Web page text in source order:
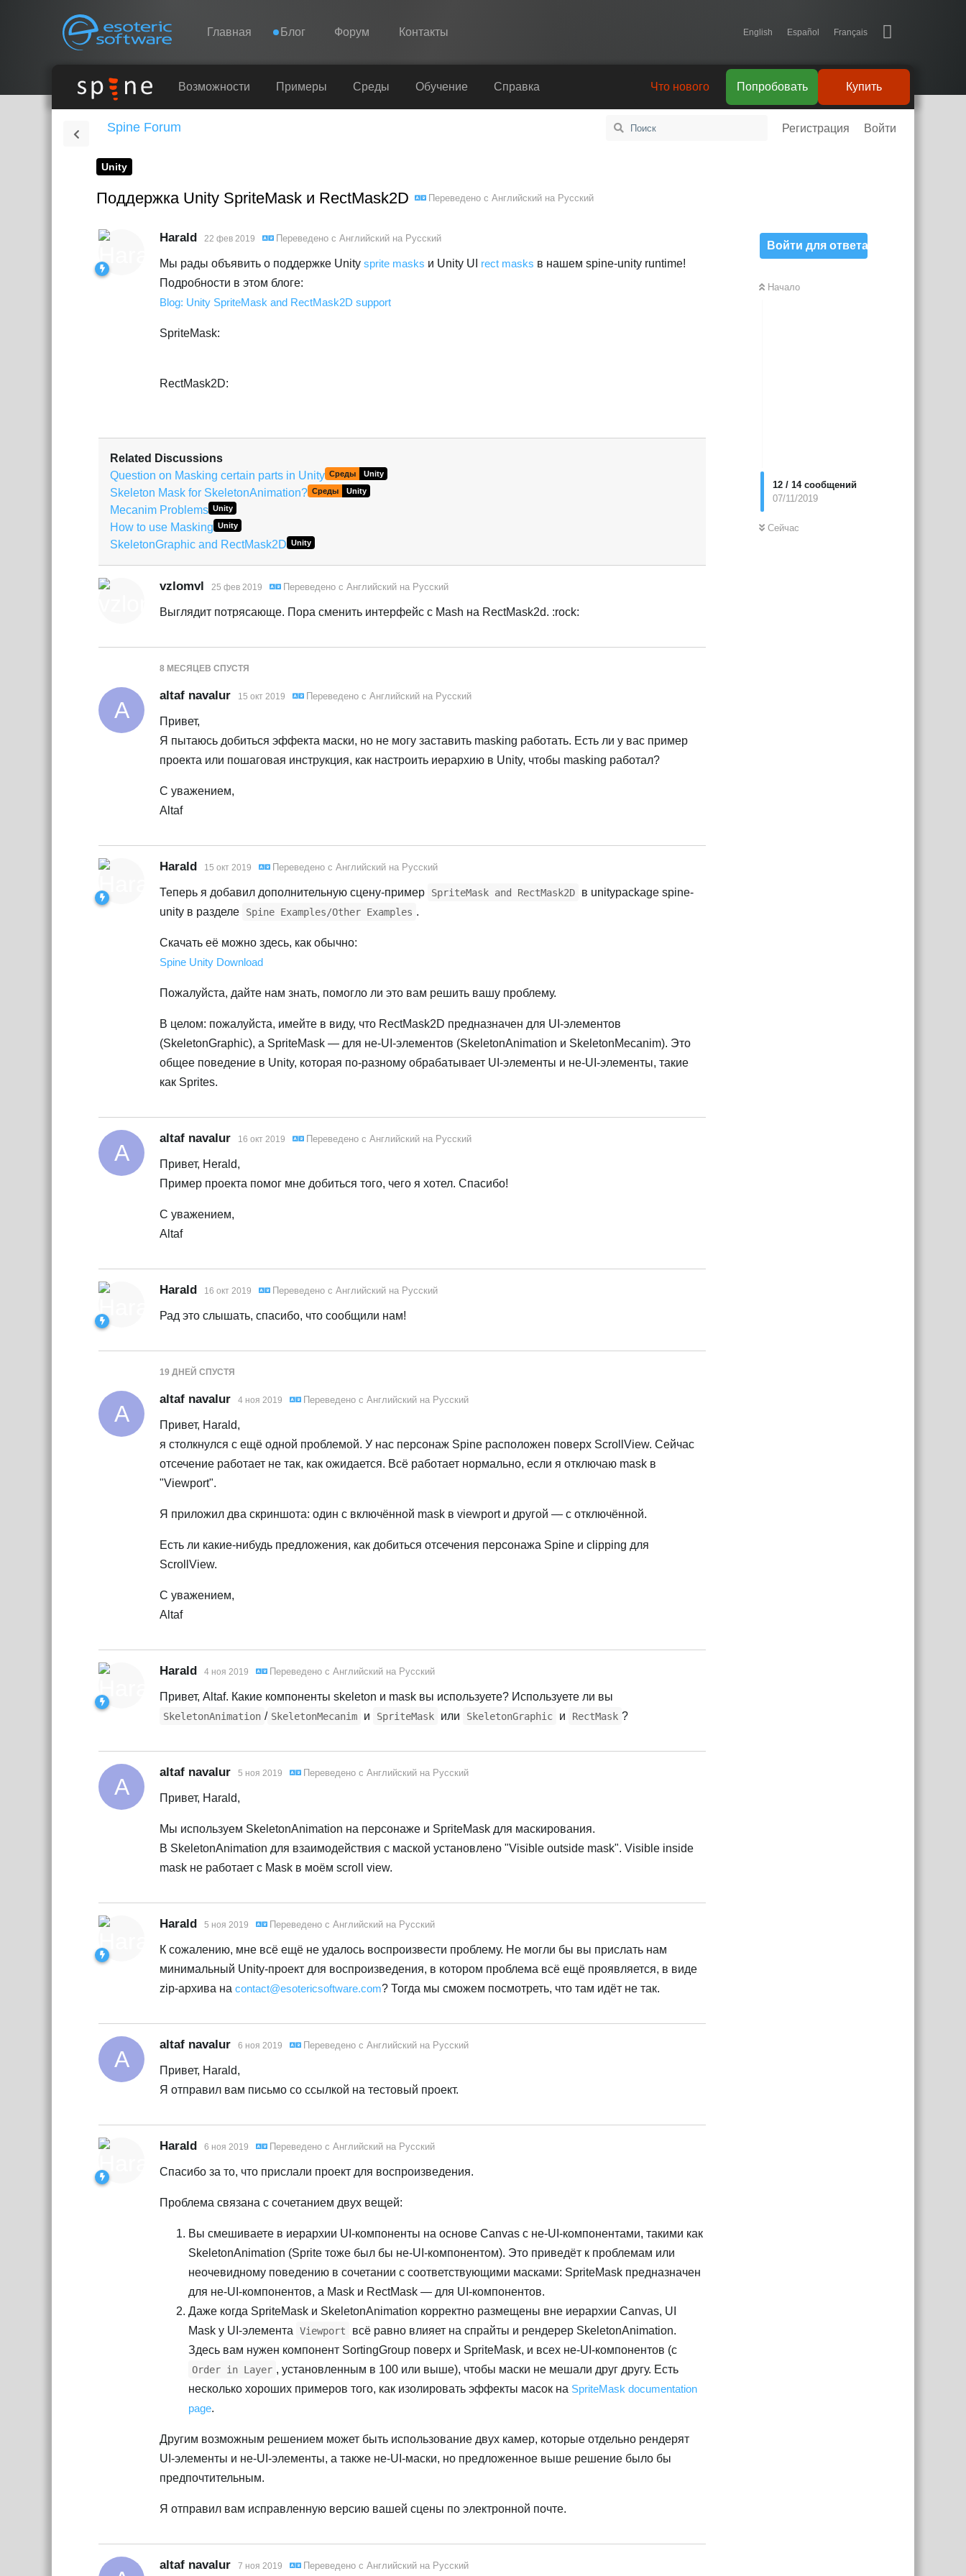
Esoteric Software
Navigation Главная Блог Форум Контакты English Español Français
Spine
Обучение
Справка
Попробовать
Возможности Примеры Среды Обучение Справка Купить
Попробовать
Что нового
Spine Forum Регистрация Войти
Unity
Поддержка Unity SpriteMask и RectMask2D Переведено с Английский на Русский
Войти для ответа
Начало
12 / 14сообщений
07/11/2019
Сейчас
Harald 22 фев 2019 Переведено с Английский на Русский
Мы рады объявить о поддержке Unity sprite masks и Unity UI rect masks в нашем spine-unity runtime!
Подробности в этом блоге:
Blog: Unity SpriteMask and RectMask2D support
SpriteMask:
RectMask2D:
Related Discussions
Question on Masking certain parts in Unity Среды Unity
Skeleton Mask for SkeletonAnimation? Среды Unity
Mecanim Problems Unity
How to use Masking Unity
SkeletonGraphic and RectMask2D Unity
vzlomvl 25 фев 2019 Переведено с Английский на Русский
Выглядит потрясающе. Пора сменить интерфейс с Mash на RectMask2d. :rock:
8 МЕСЯЦЕВ СПУСТЯ
A
altaf navalur 15 окт 2019 Переведено с Английский на Русский
Привет,
Я пытаюсь добиться эффекта маски, но не могу заставить masking работать. Есть ли у вас пример
проекта или пошаговая инструкция, как настроить иерархию в Unity, чтобы masking работал?
С уважением,
Altaf
Harald 15 окт 2019 Переведено с Английский на Русский
Теперь я добавил дополнительную сцену-пример SpriteMask and RectMask2D
в unitypackage spine-
unity в разделе
Spine Examples/Other Examples .
Скачать её можно здесь, как обычно:
Spine Unity Download
Пожалуйста, дайте нам знать, помогло ли это вам решить вашу проблему.
В целом: пожалуйста, имейте в виду, что RectMask2D предназначен для UI-элементов
(SkeletonGraphic), а SpriteMask — для не-UI-элементов (SkeletonAnimation и SkeletonMecanim). Это
общее поведение в Unity, которая по-разному обрабатывает UI-элементы и не-UI-элементы, такие
как Sprites.
A
altaf navalur 16 окт 2019 Переведено с Английский на Русский
Привет, Herald,
Пример проекта помог мне добиться того, чего я хотел. Спасибо!
С уважением,
Altaf
Harald 16 окт 2019 Переведено с Английский на Русский
Рад это слышать, спасибо, что сообщили нам!
19 ДНЕЙ СПУСТЯ
A
altaf navalur 4 ноя 2019 Переведено с Английский на Русский
Привет, Harald,
я столкнулся с ещё одной проблемой. У нас персонаж Spine расположен поверх ScrollView. Сейчас
отсечение работает не так, как ожидается. Всё работает нормально, если я отключаю mask в
"Viewport".
Я приложил два скриншота: один с включённой mask в viewport и другой — с отключённой.
Есть ли какие-нибудь предложения, как добиться отсечения персонажа Spine и clipping для
ScrollView.
С уважением,
Altaf
Harald 4 ноя 2019 Переведено с Английский на Русский
Привет, Altaf. Какие компоненты skeleton и mask вы используете? Используете ли вы
SkeletonAnimation / SkeletonMecanim и SpriteMask или SkeletonGraphic и RectMask ?
A
altaf navalur 5 ноя 2019 Переведено с Английский на Русский
Привет, Harald,
Мы используем SkeletonAnimation на персонаже и SpriteMask для маскирования.
В SkeletonAnimation для взаимодействия с маской установлено "Visible outside mask". Visible inside
mask не работает с Mask в моём scroll view.
Harald 5 ноя 2019 Переведено с Английский на Русский
К сожалению, мне всё ещё не удалось воспроизвести проблему. Не могли бы вы прислать нам
минимальный Unity-проект для воспроизведения, в котором проблема всё ещё проявляется, в виде
zip-архива на contact@esotericsoftware.com? Тогда мы сможем посмотреть, что там идёт не так.
A
altaf navalur 6 ноя 2019 Переведено с Английский на Русский
Привет, Harald,
Я отправил вам письмо со ссылкой на тестовый проект.
Harald 6 ноя 2019 Переведено с Английский на Русский
Спасибо за то, что прислали проект для воспроизведения.
Проблема связана с сочетанием двух вещей:
Вы смешиваете в иерархии UI-компоненты на основе Canvas с не-UI-компонентами, такими как
SkeletonAnimation (Sprite тоже был бы не-UI-компонентом). Это приведёт к проблемам или
неочевидному поведению в сочетании с соответствующими масками: SpriteMask предназначен
для не-UI-компонентов, а Mask и RectMask — для UI-компонентов.
Даже когда SpriteMask и SkeletonAnimation корректно размещены вне иерархии Canvas, UI
Mask у UI-элемента
Viewport
всё равно влияет на спрайты и рендерер SkeletonAnimation.
Здесь вам нужен компонент SortingGroup поверх и SpriteMask, и всех не-UI-компонентов (с
Order in Layer , установленным в 100 или выше), чтобы маски не мешали друг другу. Есть
несколько хороших примеров того, как изолировать эффекты масок на SpriteMask documentation
page.
Другим возможным решением может быть использование двух камер, которые отдельно рендерят
UI-элементы и не-UI-элементы, а также не-UI-маски, но предложенное выше решение было бы
предпочтительным.
Я отправил вам исправленную версию вашей сцены по электронной почте.
altaf navalur 7 ноя 2019 Переведено с Английский на Русский